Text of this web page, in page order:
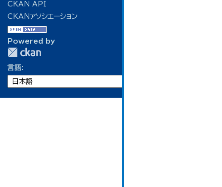
CKAN API
CKANアソシエーション
Powered by
言語